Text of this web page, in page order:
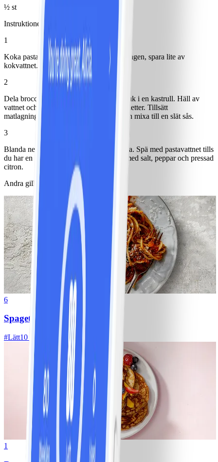
½ st
Instruktioner
1
Koka pasta enligt anvisning på förpackningen, spara lite av
kokvattnet.
2
Dela broccoli i mindre bitar och koka mjuk i en kastrull. Häll av
vattnet och plocka upp några broccolibuketter. Tillsätt
matlagningsbas i kastrullen, koka upp och mixa till en slät sås.
3
Blanda ner ost, broccolibuketter och pasta. Spä med pastavattnet tills
du har en krämig konsistens. Smaka av med salt, peppar och pressad
citron.
Andra gillade också
6
Spagetti med köttfärssås
#Lätt10 MIN
1